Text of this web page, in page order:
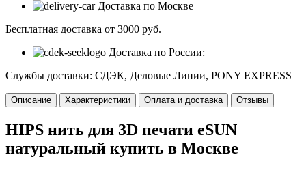
Доставка по Москве
Бесплатная доставка от 3000 руб.
Доставка по России:
Службы доставки: СДЭК, Деловые Линии, PONY EXPRESS
Описание Характеристики Оплата и доставка Отзывы
HIPS нить для 3D печати eSUN
натуральный купить в Москве